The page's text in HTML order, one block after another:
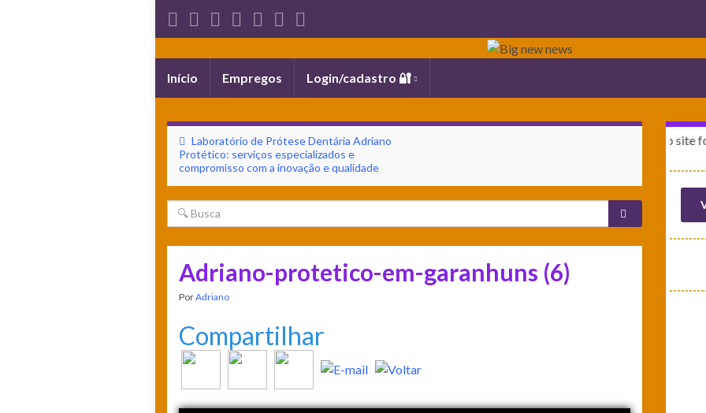
navegação
Início Empregos Login/cadastro 🔐
Laboratório de Prótese Dentária Adriano
Protético: serviços especializados e
compromisso com a inovação e qualidade
Adriano-protetico-em-garanhuns (6)
PorAdriano
Compartilhar
A última publicação no site foi em: